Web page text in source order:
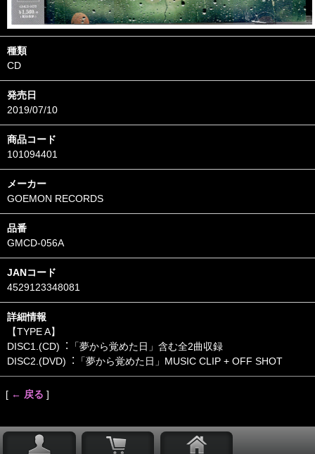
種類
CD
発売日
2019/07/10
商品コード
101094401
メーカー
GOEMON RECORDS
品番
GMCD-056A
JANコード
4529123348081
詳細情報
【TYPE A】
DISC1.(CD)︓「夢から覚めた日」含む全2曲収録
DISC2.(DVD)︓「夢から覚めた日」MUSIC CLIP + OFF SHOT
[ ← 戻る ]